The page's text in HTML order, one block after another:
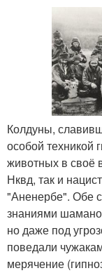
Колдуны,
особой техникой
животных в своё
Нквд, так и
"Аненербе". Обе
знаниями
но даже под
поведали
мерячение